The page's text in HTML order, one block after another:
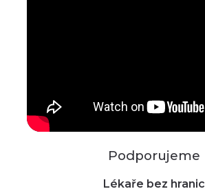
Podporujeme
Lékaře bez hranic